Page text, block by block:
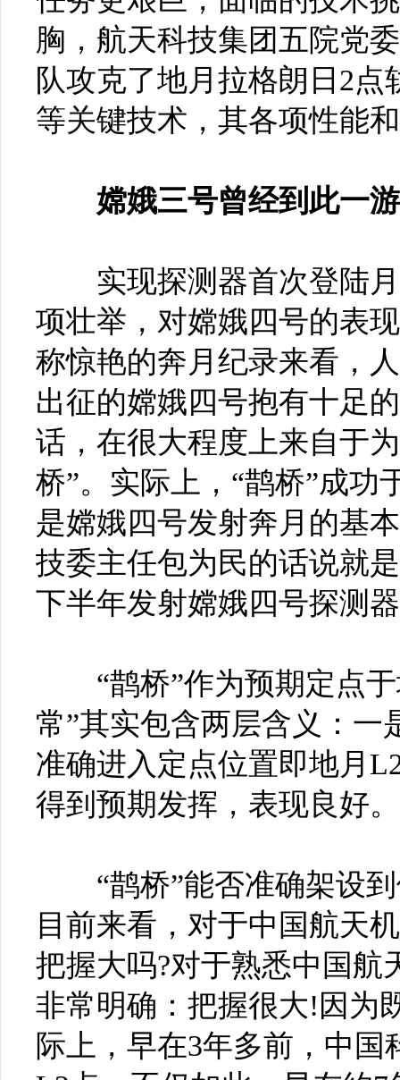
胸，航天科技集团五院党
队攻克了地月拉格朗日2
等关键技术，其各项性能
嫦娥三号曾经到此一游
实现探测器首次登陆
项壮举，对嫦娥四号的表
称惊艳的奔月纪录来看，
出征的嫦娥四号抱有十足
话，在很大程度上来自于
桥”。实际上，“鹊桥”成功
是嫦娥四号发射奔月的基
技委主任包为民的话说就
下半年发射嫦娥四号探测
“鹊桥”作为预期定点于
常”其实包含两层含义：一
准确进入定点位置即地月
得到预期发挥，表现良好
“鹊桥”能否准确架设到
目前来看，对于中国航天
把握大吗?对于熟悉中国航
非常明确：把握很大!因为
际上，早在3年多前，中